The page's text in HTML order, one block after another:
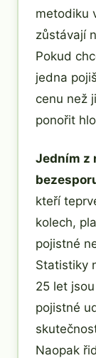
metodiku
zůstávají
Pokud
jedna
cenu než
ponořit
Jedním z
kteří
kolech,
pojistné
Statistiky
25 let
pojistné
Naopak